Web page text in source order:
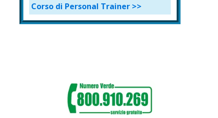
Corso di Personal Trainer >>